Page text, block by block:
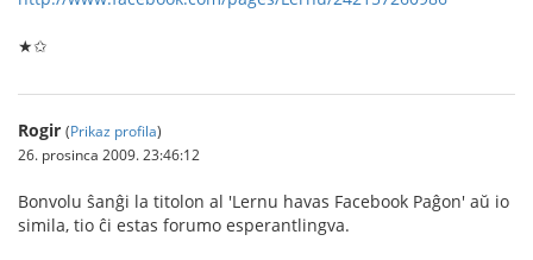
★✩
Rogir (Prikaz profila)
26. prosinca 2009. 23:46:12
Bonvolu ŝanĝi la titolon al 'Lernu havas Facebook Paĝon' aŭ io
simila, tio ĉi estas forumo esperantlingva.